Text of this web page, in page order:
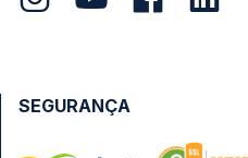
SEGURANÇA